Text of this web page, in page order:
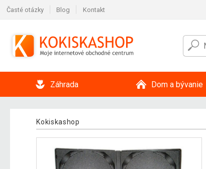
Časté otázky Blog Kontakt
Záhrada Dom a bývanie
Kokiskashop